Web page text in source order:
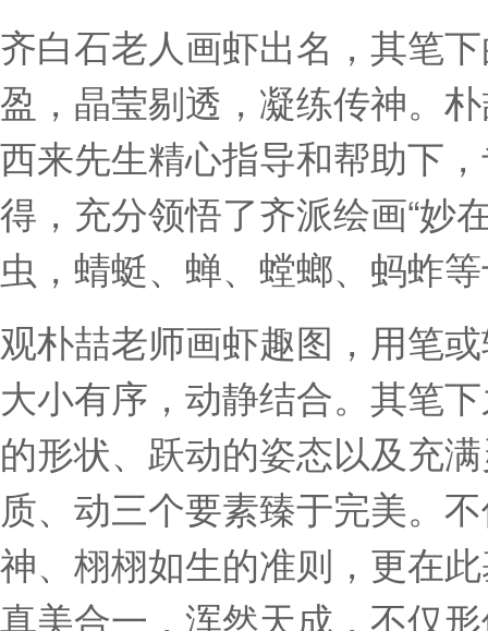
齐白石老人画虾出名，其笔
盈，晶莹剔透，凝练传神。
西来先生精心指导和帮助下
得，充分领悟了齐派绘画“妙
虫，蜻蜓、蝉、螳螂、蚂蚱
观朴喆老师画虾趣图，用笔
大小有序，动静结合。其笔
的形状、跃动的姿态以及充
质、动三个要素臻于完美。
神、栩栩如生的准则，更在
真美合一，浑然天成，不仅